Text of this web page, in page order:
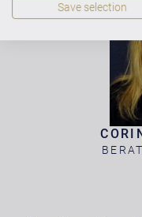
Save selection